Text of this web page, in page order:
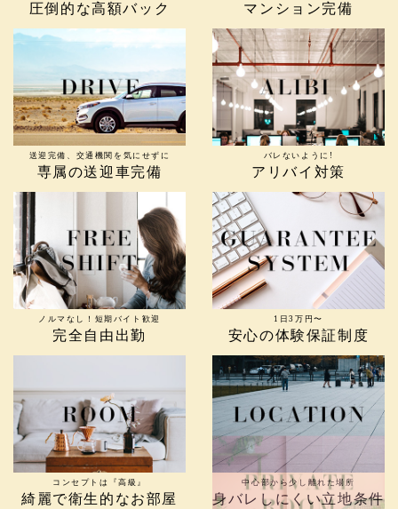
圧倒的な高額バック マンション完備
送迎完備、交通機関を気にせずに
専属の送迎車完備
バレないように!
アリバイ対策
ノルマなし！短期バイト歓迎
完全自由出勤
1日3万円〜
安心の体験保証制度
コンセプトは『高級』
綺麗で衛生的なお部屋
中心部から少し離れた場所
身バレしにくい立地条件